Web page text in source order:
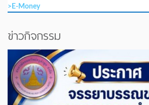
>E-Money
ข่าวกิจกรรม
Previous